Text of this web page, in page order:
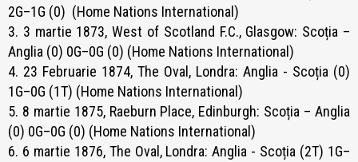
2G–1G (0) (Home Nations International)
3. 3 martie 1873, West of Scotland F.C., Glasgow: Scoția –
Anglia (0) 0G–0G (0) (Home Nations International)
4. 23 Februarie 1874, The Oval, Londra: Anglia - Scoția (0)
1G–0G (1T) (Home Nations International)
5. 8 martie 1875, Raeburn Place, Edinburgh: Scoția – Anglia
(0) 0G–0G (0) (Home Nations International)
6. 6 martie 1876, The Oval, Londra: Anglia - Scoția (2T) 1G–